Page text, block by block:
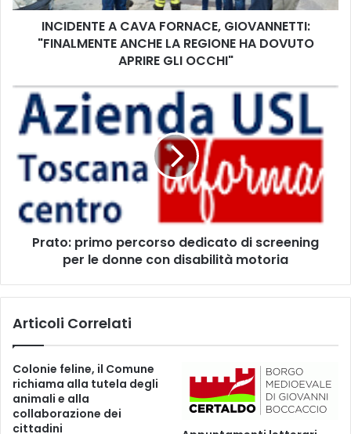
E
A
O
N
E
V
N
T
T
I
:
INCIDENTE A CAVA FORNACE, GIOVANNETTI:
"FINALMENTE ANCHE LA REGIONE HA DOVUTO
APRIRE GLI OCCHI"
o
c
s
o
d
Prato: primo percorso dedicato di screening
per le donne con disabilità motoria
Articoli Correlati
Colonie feline, il Comune
richiama alla tutela degli
animali e alla
collaborazione dei
cittadini